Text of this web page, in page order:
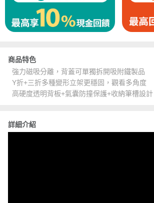
商品特色
強力磁吸分離，背蓋可單獨拆開吸附鐵製品
Y折+三折多種變形立架更穩固，觀看多角度
高硬度透明背板+氣囊防撞保護+收納筆槽設計
詳細介紹